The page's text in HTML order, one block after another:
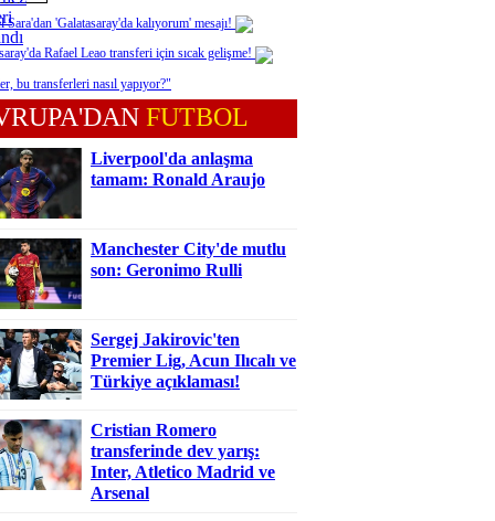
Sara'dan 'Galatasaray'da kalıyorum' mesajı!
Rafael Leao transferi için sıcak gelişme!
bu transferleri nasıl yapıyor?"
FUTBOL
Liverpool'da anlaşma
tamam: Ronald Araujo
Manchester City'de mutlu
son: Geronimo Rulli
Sergej Jakirovic'ten
Premier Lig, Acun Ilıcalı ve
Türkiye açıklaması!
Cristian Romero
transferinde dev yarış:
Inter, Atletico Madrid ve
Arsenal